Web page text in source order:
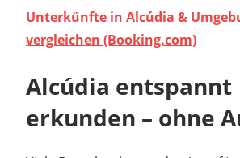
Unterkünfte in Alcúdia &
vergleichen (Booking.com)
Alcúdia entspannt
erkunden – ohne